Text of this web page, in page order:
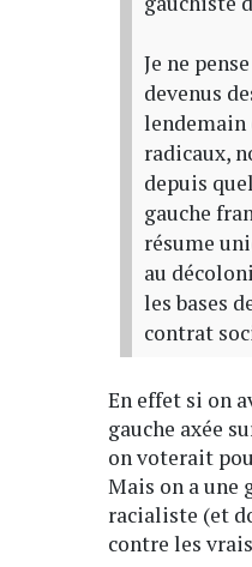
Je ne
devenus
lendemain
radicaux,
depuis
gauche
résume
au
les bases
contrat
En effet si on
gauche axée
on voterait
Mais on a une
racialiste (et
contre les